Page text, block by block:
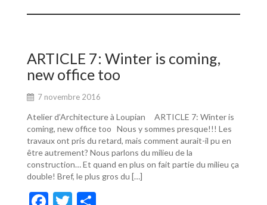
e
o
o
k
itt ta
er
ARTICLE 7: Winter is coming,
new office too
7 novembre 2016
Atelier d’Architecture à Loupian ARTICLE 7: Winter is
coming, new office too Nous y sommes presque!!! Les
travaux ont pris du retard, mais comment aurait-il pu en
être autrement? Nous parlons du milieu de la
construction… Et quand en plus on fait partie du milieu ça
double! Bref, le plus gros du […]